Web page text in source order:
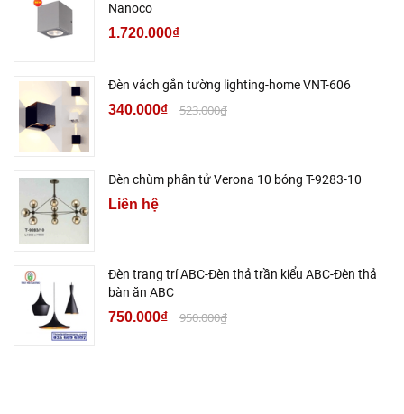
Nanoco
1.720.000₫
Đèn vách gắn tường lighting-home VNT-606
340.000₫ 523.000₫
Đèn chùm phân tử Verona 10 bóng T-9283-10
Liên hệ
Đèn trang trí ABC-Đèn thả trần kiểu ABC-Đèn thả
bàn ăn ABC
750.000₫ 950.000₫